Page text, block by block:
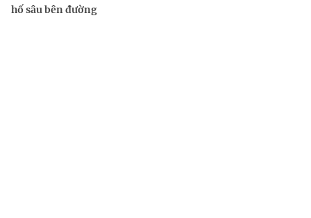
hố sâu bên đường